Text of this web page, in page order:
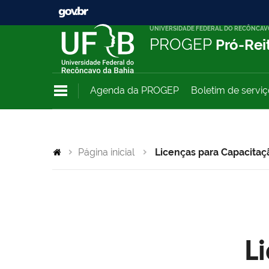
UNIVERSIDADE FEDERAL DO
PROGEP Pró-
Agenda da PROGEP Boletim de
Página inicial Licenças para